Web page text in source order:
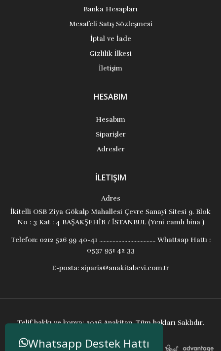
Banka Hesapları
Mesafeli Satış Sözleşmesi
İptal ve İade
Gizlilik İlkesi
İletişim
HESABIM
Hesabım
Siparişler
Adresler
İLETIŞIM
Adres
İkitelli OSB Ziya Gökalp Mahallesi Çevre Sanayi Sitesi 9. Blok
No : 3 Kat : 4 BAŞAKŞEHİR / İSTANBUL (Yeni camlı bina )
Telefon:0212 526 99 40-41 ...................................... Whattsap Hattı :
0537 951 42 33
E-posta: siparis@anakitabevi.com.tr
Telif hakkı ve kopya; 2026 Anakitap. Tüm hakları Saklıdır.
Whatsapp Destek Hattı